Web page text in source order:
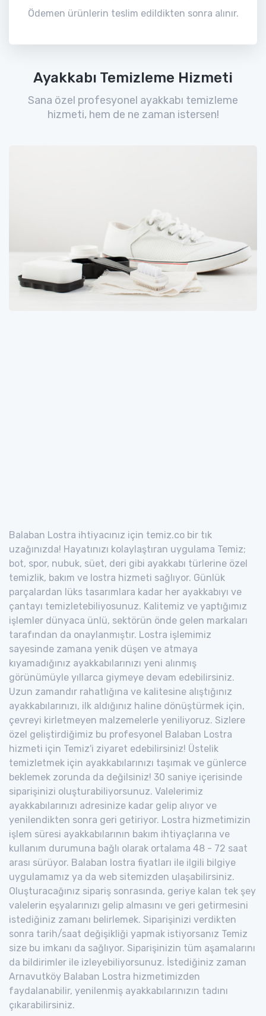
Ödemen ürünlerin teslim edildikten sonra alınır.
Ayakkabı Temizleme Hizmeti
Sana özel profesyonel ayakkabı temizleme
hizmeti, hem de ne zaman istersen!
Balaban Lostra ihtiyacınız için temiz.co bir tık
uzağınızda! Hayatınızı kolaylaştıran uygulama Temiz;
bot, spor, nubuk, süet, deri gibi ayakkabı türlerine özel
temizlik, bakım ve lostra hizmeti sağlıyor. Günlük
parçalardan lüks tasarımlara kadar her ayakkabıyı ve
çantayı temizletebiliyosunuz. Kalitemiz ve yaptığımız
işlemler dünyaca ünlü, sektörün önde gelen markaları
tarafından da onaylanmıştır. Lostra işlemimiz
sayesinde zamana yenik düşen ve atmaya
kıyamadığınız ayakkabılarınızı yeni alınmış
görünümüyle yıllarca giymeye devam edebilirsiniz.
Uzun zamandır rahatlığına ve kalitesine alıştığınız
ayakkabılarınızı, ilk aldığınız haline dönüştürmek için,
çevreyi kirletmeyen malzemelerle yeniliyoruz. Sizlere
özel geliştirdiğimiz bu profesyonel Balaban Lostra
hizmeti için Temiz'i ziyaret edebilirsiniz! Üstelik
temizletmek için ayakkabılarınızı taşımak ve günlerce
beklemek zorunda da değilsiniz! 30 saniye içerisinde
siparişinizi oluşturabiliyorsunuz. Valelerimiz
ayakkabılarınızı adresinize kadar gelip alıyor ve
yenilendikten sonra geri getiriyor. Lostra hizmetimizin
işlem süresi ayakkabılarının bakım ihtiyaçlarına ve
kullanım durumuna bağlı olarak ortalama 48 - 72 saat
arası sürüyor. Balaban lostra fiyatları ile ilgili bilgiye
uygulamamız ya da web sitemizden ulaşabilirsiniz.
Oluşturacağınız sipariş sonrasında, geriye kalan tek şey
valelerin eşyalarınızı gelip almasını ve geri getirmesini
istediğiniz zamanı belirlemek. Siparişinizi verdikten
sonra tarih/saat değişikliği yapmak istiyorsanız Temiz
size bu imkanı da sağlıyor. Siparişinizin tüm aşamalarını
da bildirimler ile izleyebiliyorsunuz. İstediğiniz zaman
Arnavutköy Balaban Lostra hizmetimizden
faydalanabilir, yenilenmiş ayakkabılarınızın tadını
çıkarabilirsiniz.